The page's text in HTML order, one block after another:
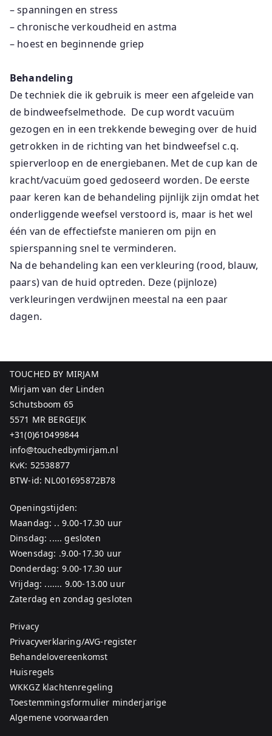
– spanningen en stress
– chronische verkoudheid en astma
– hoest en beginnende griep
Behandeling
De techniek die ik gebruik is meer een afgeleide van
de bindweefselmethode. De cup wordt vacuüm
gezogen en in een trekkende beweging over de huid
getrokken in de richting van het bindweefsel c.q.
spierverloop en de energiebanen. Met de cup kan de
kracht/vacuüm goed gedoseerd worden. De eerste
paar keren kan de behandeling pijnlijk zijn omdat het
onderliggende weefsel verstoord is, maar is het wel
één van de effectiefste manieren om pijn en
spierspanning snel te verminderen.
Na de behandeling kan een verkleuring (rood, blauw,
paars) van de huid optreden. Deze (pijnloze)
verkleuringen verdwijnen meestal na een paar
dagen.
TOUCHED BY MIRJAM
Mirjam van der Linden
Schutsboom 65
5571 MR BERGEIJK
+31(0)610499844
info@touchedbymirjam.nl
KvK: 52538877
BTW-id: NL001695872B78
Openingstijden:
Maandag: .. 9.00-17.30 uur
Dinsdag: ..... gesloten
Woensdag: .9.00-17.30 uur
Donderdag: 9.00-17.30 uur
Vrijdag: ....... 9.00-13.00 uur
Zaterdag en zondag gesloten
Privacy
Privacyverklaring/AVG-register
Behandelovereenkomst
Huisregels
WKKGZ klachtenregeling
Toestemmingsformulier minderjarige
Algemene voorwaarden